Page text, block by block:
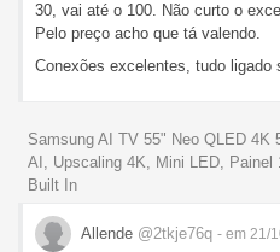
30, vai até o 100. Não curto o
Pelo preço acho que tá valendo.
Conexões excelentes, tudo ligado
Samsung AI TV 55" Neo QLED 4K
AI, Upscaling 4K, Mini LED, Painel
Built In
Allende @2tkje76q - em 21/